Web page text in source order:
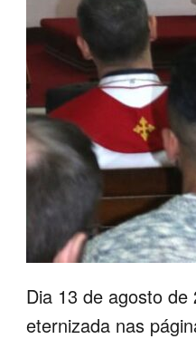
Dia 13 de agosto
eternizada nas